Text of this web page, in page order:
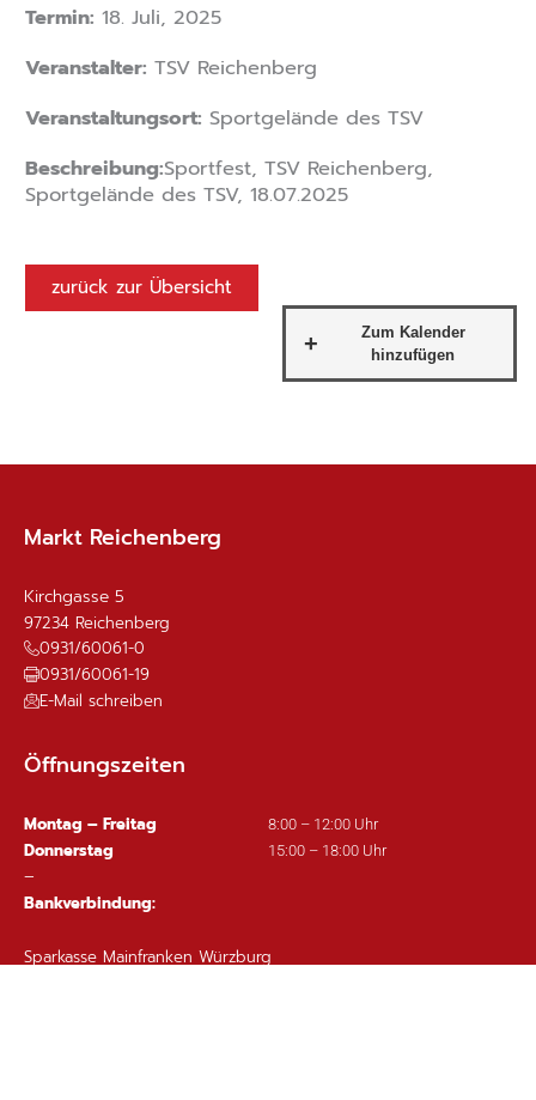
Termin: 18. Juli, 2025
Veranstalter: TSV Reichenberg
Veranstaltungsort: Sportgelände des TSV
Beschreibung:Sportfest, TSV Reichenberg,
Sportgelände des TSV, 18.07.2025
zurück zur Übersicht
Markt Reichenberg
Kirchgasse 5
97234 Reichenberg
0931/60061-0
0931/60061-19
E-Mail schreiben
Öffnungszeiten
Montag – Freitag 8:00 – 12:00 Uhr
Donnerstag 15:00 – 18:00 Uhr
–
Bankverbindung:
Sparkasse Mainfranken Würzburg